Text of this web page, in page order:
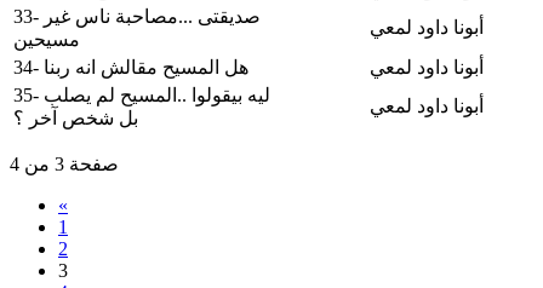
33- صديقتى ...مصاحبة ناس غير
مسيحين
أبونا داود لمعي
34- هل المسيح مقالش انه ربنا
أبونا داود لمعي
35- ليه بيقولوا ..المسيح لم يصلب
بل شخص آخر ؟
أبونا داود لمعي
صفحة 3 من 4
«
1
2
3